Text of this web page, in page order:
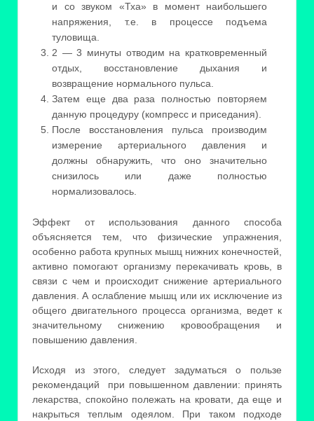
и со звуком «Тха» в момент наибольшего
напряжения, т.е. в процессе подъема
туловища.
2 — 3 минуты отводим на кратковременный
отдых, восстановление дыхания и
возвращение нормального пульса.
Затем еще два раза полностью повторяем
данную процедуру (компресс и приседания).
После восстановления пульса производим
измерение артериального давления и
должны обнаружить, что оно значительно
снизилось или даже полностью
нормализовалось.
Эффект от использования данного способа
объясняется тем, что физические упражнения,
особенно работа крупных мышц нижних конечностей,
активно помогают организму перекачивать кровь, в
связи с чем и происходит снижение артериального
давления. А ослабление мышц или их исключение из
общего двигательного процесса организма, ведет к
значительному снижению кровообращения и
повышению давления.
Исходя из этого, следует задуматься о пользе
рекомендаций при повышенном давлении: принять
лекарства, спокойно полежать на кровати, да еще и
накрыться теплым одеялом. При таком подходе